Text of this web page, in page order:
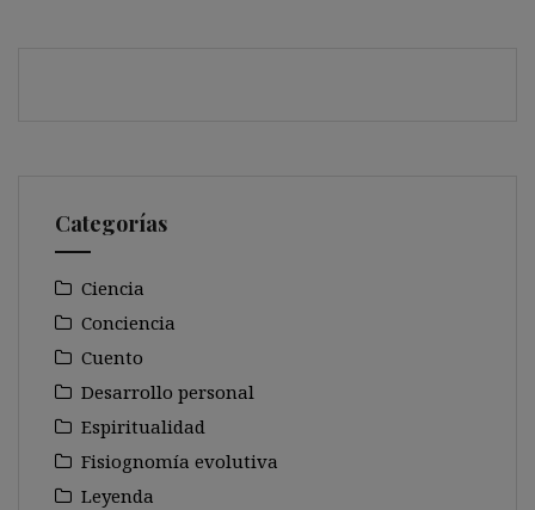
Categorías
Ciencia
Conciencia
Cuento
Desarrollo personal
Espiritualidad
Fisiognomía evolutiva
Leyenda